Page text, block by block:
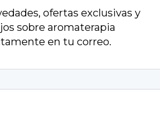
ofertas exclusivas y
sobre aromaterapia
en tu correo.